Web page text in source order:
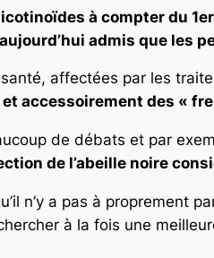
à compter du
admis que les
affectées par les
accessoirement des «
de débats et par
de l’abeille noire
n’y a pas à proprement
à la fois une